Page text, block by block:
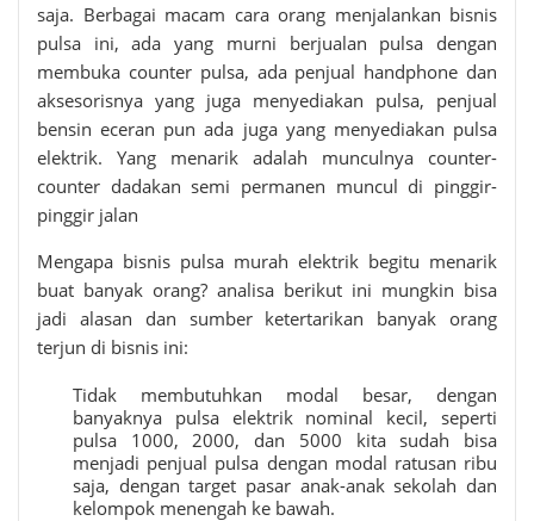
saja. Berbagai macam cara orang menjalankan bisnis
pulsa ini, ada yang murni berjualan pulsa dengan
membuka counter pulsa, ada penjual handphone dan
aksesorisnya yang juga menyediakan pulsa, penjual
bensin eceran pun ada juga yang menyediakan pulsa
elektrik. Yang menarik adalah munculnya counter-
counter dadakan semi permanen muncul di pinggir-
pinggir jalan
Mengapa bisnis pulsa murah elektrik begitu menarik
buat banyak orang? analisa berikut ini mungkin bisa
jadi alasan dan sumber ketertarikan banyak orang
terjun di bisnis ini:
Tidak membutuhkan modal besar, dengan
banyaknya pulsa elektrik nominal kecil, seperti
pulsa 1000, 2000, dan 5000 kita sudah bisa
menjadi penjual pulsa dengan modal ratusan ribu
saja, dengan target pasar anak-anak sekolah dan
kelompok menengah ke bawah.